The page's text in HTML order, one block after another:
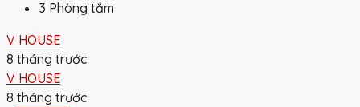
3 Phòng tắm
V HOUSE
8 tháng trước
V HOUSE
8 tháng trước